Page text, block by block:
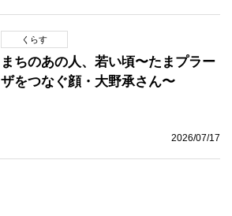
くらす
まちのあの人、若い頃〜たまプラー
ザをつなぐ顔・大野承さん〜
2026/07/17